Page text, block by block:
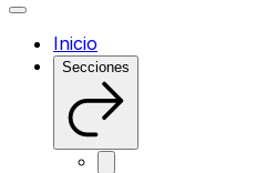
Inicio
Secciones